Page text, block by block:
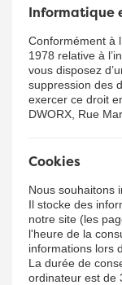
Informatique
Conformément à
1978 relative à
vous disposez
suppression des
exercer ce droit
DWORX, Rue
Cookies
Nous souhaitons
Il stocke des
notre site (les
l'heure de la
informations lors
La durée de
ordinateur est de